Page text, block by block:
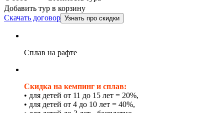
Добавить тур в корзину
Скачать договор Узнать про скидки
Сплав на рафте
Скидка на кемпинг и сплав:
• для детей от 11 до 15 лет = 20%,
• для детей от 4 до 10 лет = 40%,